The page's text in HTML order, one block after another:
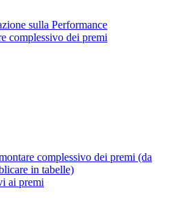
sulla Performance
complessivo dei premi
complessivo dei premi (da
in tabelle)
ai premi